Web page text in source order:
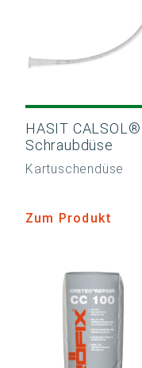
HASIT CALSOL®
Schraubdüse
Kartuschendüse
Zum Produkt